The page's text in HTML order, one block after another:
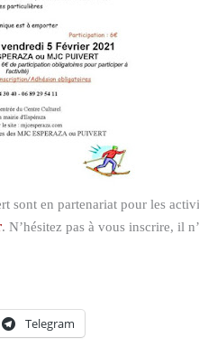
sont en partenariat pour les
. N’hésitez pas à vous inscrire, il
Telegram